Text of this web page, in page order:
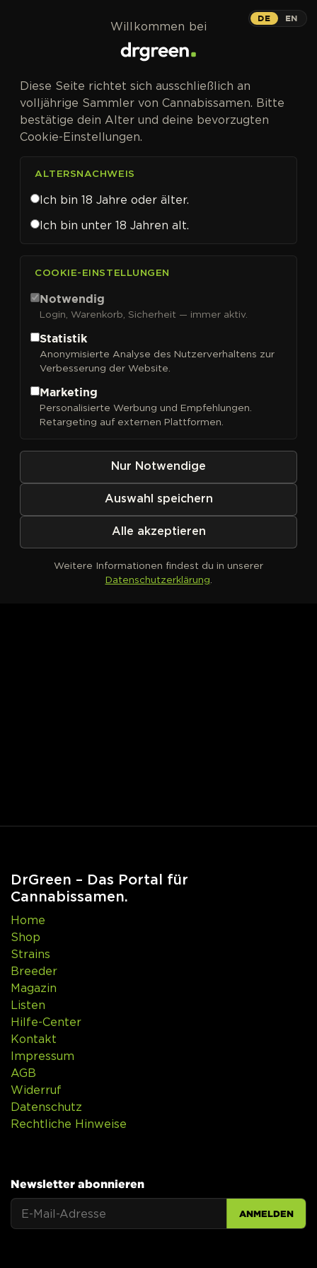
Sensi Seeds
Sortieren nach
Kein Produkt definiert
DrGreen – Das Portal für
Cannabissamen.
Home
Shop
Strains
Breeder
Magazin
Listen
Hilfe-Center
Kontakt
Impressum
AGB
Widerruf
Datenschutz
Rechtliche Hinweise
Newsletter abonnieren
ANMELDEN
DE EN
Willkommen bei
Diese Seite richtet sich ausschließlich an
volljährige Sammler von Cannabissamen. Bitte
bestätige dein Alter und deine bevorzugten
Cookie-Einstellungen.
ALTERSNACHWEIS
Ich bin 18 Jahre oder älter.
Ich bin unter 18 Jahren alt.
COOKIE-EINSTELLUNGEN
Notwendig
Login, Warenkorb, Sicherheit — immer aktiv.
Statistik
Anonymisierte Analyse des Nutzerverhaltens zur
Verbesserung der Website.
Marketing
Personalisierte Werbung und Empfehlungen.
Retargeting auf externen Plattformen.
Nur Notwendige
Auswahl speichern
Alle akzeptieren
Weitere Informationen findest du in unserer
Datenschutzerklärung